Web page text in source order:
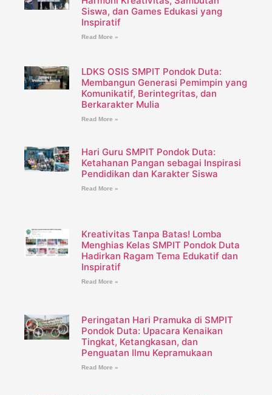
Siswa, dan Games Edukasi yang
Inspiratif
Read More »
LDKS OSIS SMPIT Pondok Duta:
Membangun Generasi Pemimpin yang
Komunikatif, Berintegritas, dan
Berkarakter Mulia
Read More »
Hari Guru SMPIT Pondok Duta:
Ketahanan Pangan sebagai Inspirasi
Pendidikan dan Karakter Siswa
Read More »
Kreativitas Tanpa Batas! Lomba
Menghias Kelas SMPIT Pondok Duta
Hadirkan Ragam Tema Edukatif dan
Inspiratif
Read More »
Peringatan Hari Pramuka di SMPIT
Pondok Duta: Upacara Kenaikan
Tingkat, Ketangkasan, dan
Penguatan Ilmu Kepramukaan
Read More »